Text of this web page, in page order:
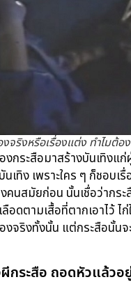
งจริงหรือเรื่องแต่ง ทำไมต้อ
งกระสือมาสร้างบันเทิงแ
เทิง เพราะใคร ๆ ก็ชอบเ
คนสมัยก่อน นั้นเชื่อว่ากร
อดตามเสื้อที่ตากเอาไว้ ไ
งจริงทั้งนั้น แต่กระสือนั้น
กระสือ ถอดหัวแล้วอ